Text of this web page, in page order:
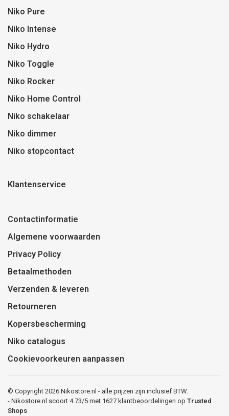
Niko Pure
Niko Intense
Niko Hydro
Niko Toggle
Niko Rocker
Niko Home Control
Niko schakelaar
Niko dimmer
Niko stopcontact
Klantenservice
Contactinformatie
Algemene voorwaarden
Privacy Policy
Betaalmethoden
Verzenden & leveren
Retourneren
Kopersbescherming
Niko catalogus
Cookievoorkeuren aanpassen
© Copyright 2026 Nikostore.nl - alle prijzen zijn inclusief BTW.
- Nikostore.nl scoort 4.73/5 met 1627 klantbeoordelingen op Trusted
Shops